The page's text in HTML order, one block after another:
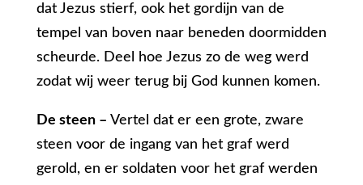
dat Jezus stierf, ook het gordijn van de
tempel van boven naar beneden doormidden
scheurde. Deel hoe Jezus zo de weg werd
zodat wij weer terug bij God kunnen komen.
De steen – Vertel dat er een grote, zware
steen voor de ingang van het graf werd
gerold, en er soldaten voor het graf werden